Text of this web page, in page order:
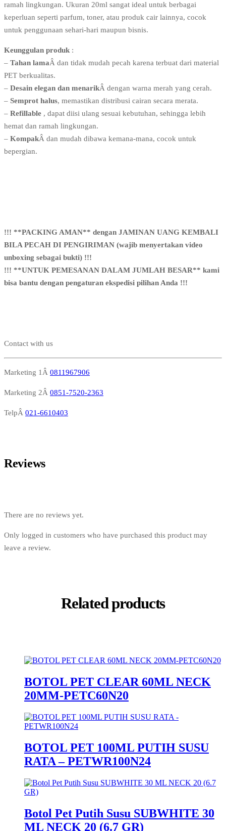
ramah lingkungan. Ukuran 20ml sangat ideal untuk berbagai
keperluan seperti parfum, toner, atau produk cair lainnya, cocok
untuk penggunaan sehari-hari maupun bisnis.
Keunggulan produk :
– Tahan lamaÂ dan tidak mudah pecah karena terbuat dari material
PET berkualitas.
– Desain elegan dan menarikÂ dengan warna merah yang cerah.
– Semprot halus, memastikan distribusi cairan secara merata.
– Refillable , dapat diisi ulang sesuai kebutuhan, sehingga lebih
hemat dan ramah lingkungan.
– KompakÂ dan mudah dibawa kemana-mana, cocok untuk
bepergian.
!!! **PACKING AMAN** dengan JAMINAN UANG KEMBALI
BILA PECAH DI PENGIRIMAN (wajib menyertakan video
unboxing sebagai bukti) !!!
!!! **UNTUK PEMESANAN DALAM JUMLAH BESAR** kami
bisa bantu dengan pengaturan ekspedisi pilihan Anda !!!
Contact with us
Marketing 1Â 0811967906
Marketing 2Â 0851-7520-2363
TelpÂ 021-6610403
Reviews
There are no reviews yet.
Only logged in customers who have purchased this product may
leave a review.
Related products
BOTOL PET CLEAR 60ML NECK
20MM-PETC60N20
BOTOL PET 100ML PUTIH SUSU
RATA – PETWR100N24
Botol Pet Putih Susu SUBWHITE 30
ML NECK 20 (6.7 GR)